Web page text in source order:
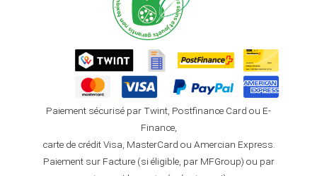
Paiement sécurisé par Twint, Postfinance Card ou E-
Finance,
carte de crédit Visa, MasterCard ou Amercian Express.
Paiement sur Facture (si éligible, par MFGroup) ou par